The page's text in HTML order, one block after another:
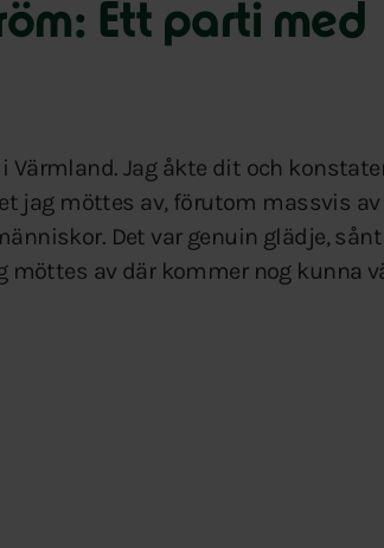
Ett parti med
Värmland. Jag åkte dit och
jag möttes av, förutom massvis av
Det var genuin glädje,
möttes av där kommer nog kunna